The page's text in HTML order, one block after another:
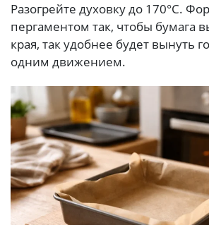
Разогрейте духовку до 170°C.
пергаментом так, чтобы бумага
края, так удобнее будет вынуть
одним движением.